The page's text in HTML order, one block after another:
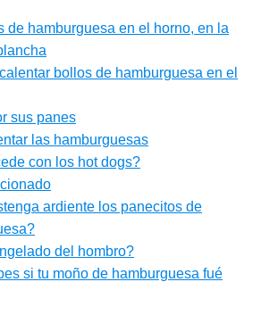
de hamburguesa en el horno, en la
bollos de hamburguesa en el
sus panes
las hamburguesas
con los hot dogs?
ardiente los panecitos de
del hombro?
si tu moño de hamburguesa fué